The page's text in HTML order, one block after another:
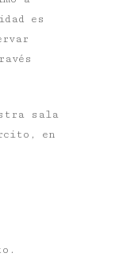
es
sala
en